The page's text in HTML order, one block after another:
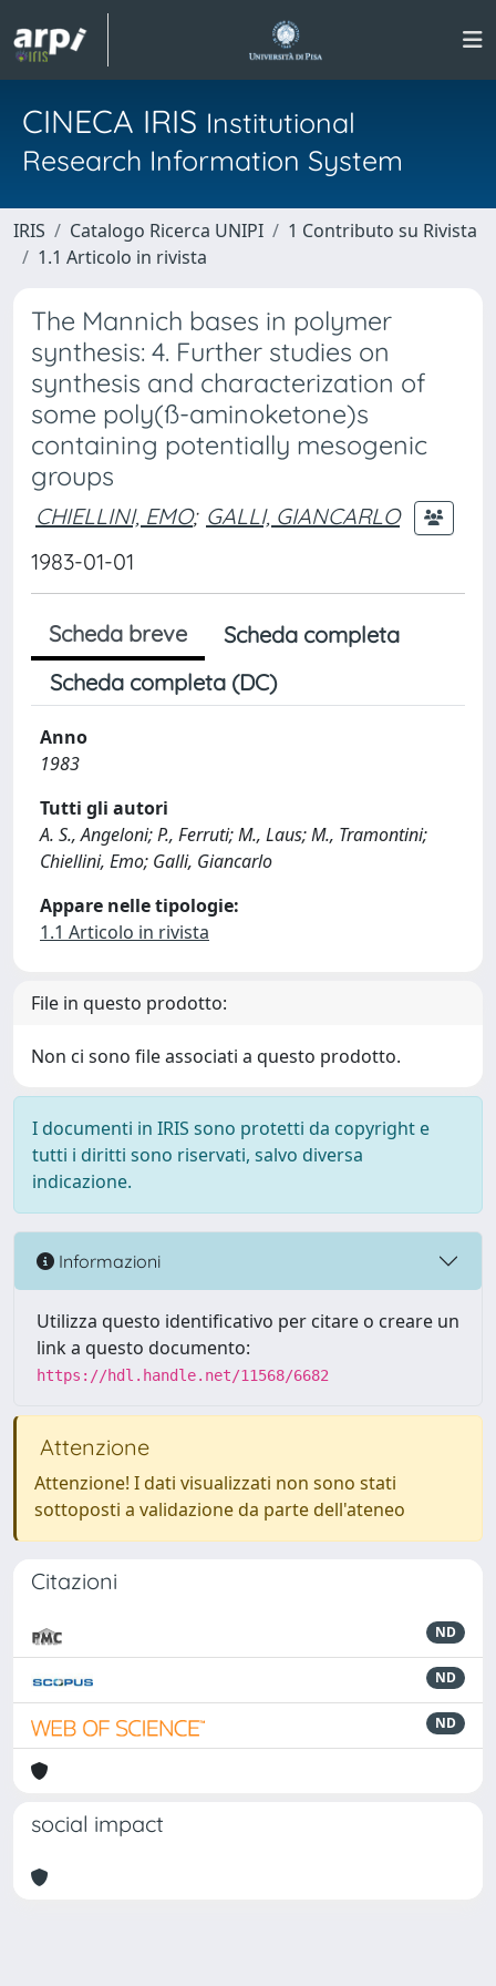
CINECA IRIS Institutional
Research Information System
IRIS Catalogo Ricerca UNIPI
1 Contributo su Rivista
1.1 Articolo in rivista
The Mannich bases in polymer
synthesis: 4. Further studies on
synthesis and characterization of
some poly(ß-aminoketone)s
containing potentially mesogenic
groups
CHIELLINI, EMO; GALLI, GIANCARLO
1983-01-01
Scheda breve
Scheda completa
Scheda completa (DC)
Anno
1983
Tutti gli autori
A. S., Angeloni; P., Ferruti; M., Laus; M., Tramontini;
Chiellini, Emo; Galli, Giancarlo
Appare nelle tipologie:
1.1 Articolo in rivista
File in questo prodotto:
Non ci sono file associati a questo prodotto.
I documenti in IRIS sono protetti da copyright e
tutti i diritti sono riservati, salvo diversa
indicazione.
Informazioni
Utilizza questo identificativo per citare o creare un
link a questo documento:
https://hdl.handle.net/11568/6682
Attenzione
Attenzione! I dati visualizzati non sono stati
sottoposti a validazione da parte dell'ateneo
Citazioni
ND
ND
ND
social impact